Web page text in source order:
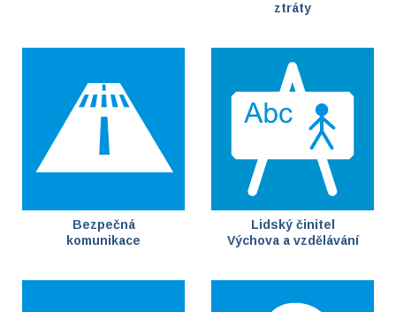
ztráty
Bezpečná
komunikace
Lidský činitel
Výchova a vzdělávání